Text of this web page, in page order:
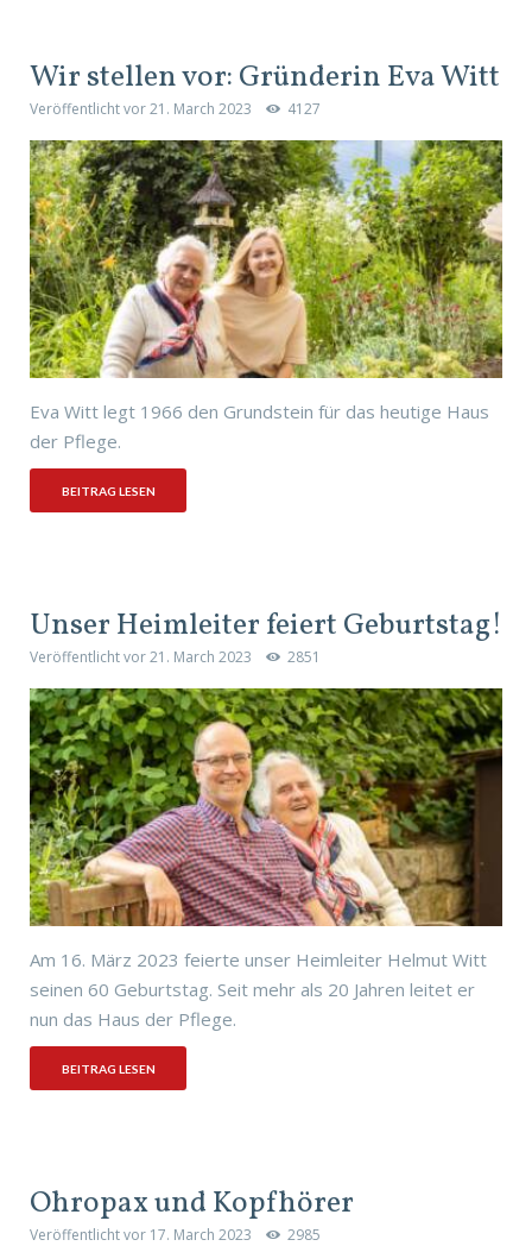
Wir stellen vor: Gründerin Eva Witt
Veröffentlicht vor21. March 2023 4127
Eva Witt legt 1966 den Grundstein für das heutige Haus
der Pflege.
BEITRAG LESEN
Unser Heimleiter feiert Geburtstag!
Veröffentlicht vor21. March 2023 2851
Am 16. März 2023 feierte unser Heimleiter Helmut Witt
seinen 60 Geburtstag. Seit mehr als 20 Jahren leitet er
nun das Haus der Pflege.
BEITRAG LESEN
Ohropax und Kopfhörer
Veröffentlicht vor 17. March 2023 2985